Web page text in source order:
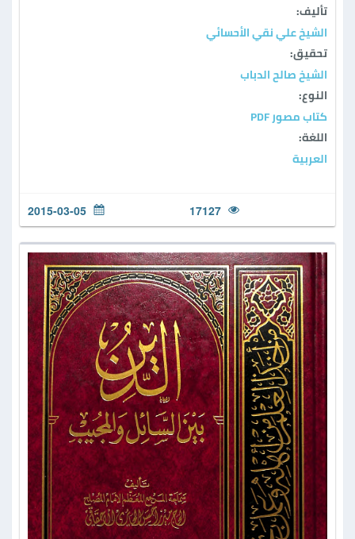
تأليف:
الشيخ علي نقي الأحسائي
تحقيق:
الشيخ صالح الدباب
النوع:
كتاب مصور PDF
اللغة:
العربية
17127
2015-03-05